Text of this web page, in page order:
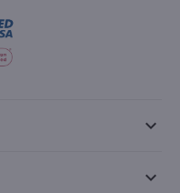
keyboard_arrow_down
keyboard_arrow_down